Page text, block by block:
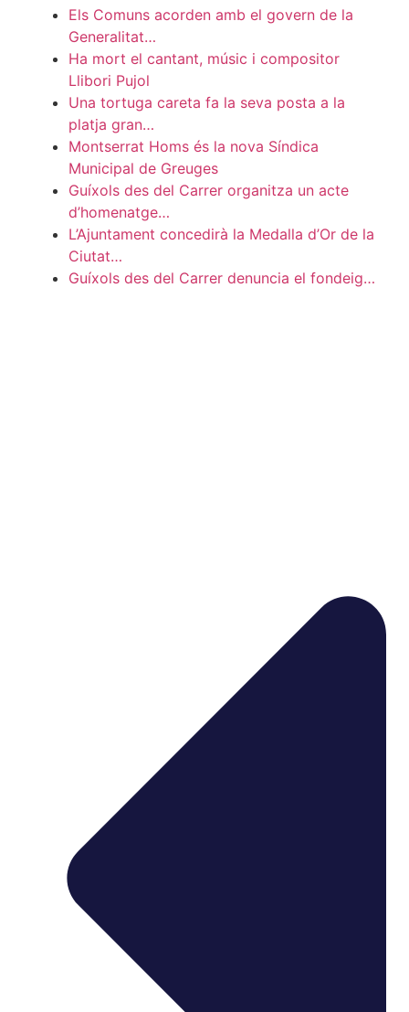
Els Comuns acorden amb el govern de la
Generalitat…
Ha mort el cantant, músic i compositor
Llibori Pujol
Una tortuga careta fa la seva posta a la
platja gran…
Montserrat Homs és la nova Síndica
Municipal de Greuges
Guíxols des del Carrer organitza un acte
d’homenatge…
L’Ajuntament concedirà la Medalla d’Or de la
Ciutat…
Guíxols des del Carrer denuncia el fondeig…